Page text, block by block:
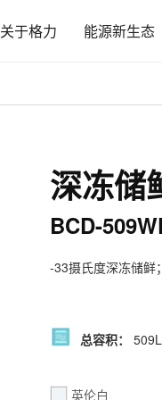
关于格力 能源新生态
深冻储
BCD-
-33摄氏度深冻储鲜
总容积： 509L
英伦白